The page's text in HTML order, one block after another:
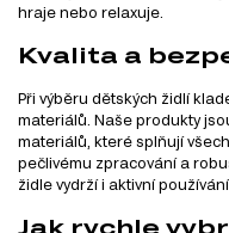
hraje nebo relaxuje.
Kvalita a
Při výběru dětských židlí
materiálů. Naše produkty
materiálů, které splňují
pečlivému zpracování a
židle vydrží i aktivní
Jak rychle